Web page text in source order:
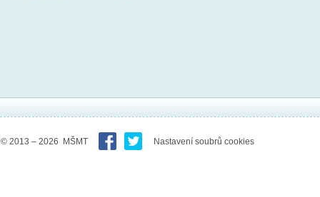
© 2013 – 2026 MŠMT Nastavení soubrů cookies